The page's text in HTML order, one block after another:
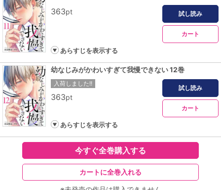
363pt 試し読み
カート
あらすじを表示する
幼なじみがかわいすぎて我慢できない 12巻
入荷しました!!
363pt
試し読み
カート
あらすじを表示する
今すぐ全巻購入する
カートに全巻入れる